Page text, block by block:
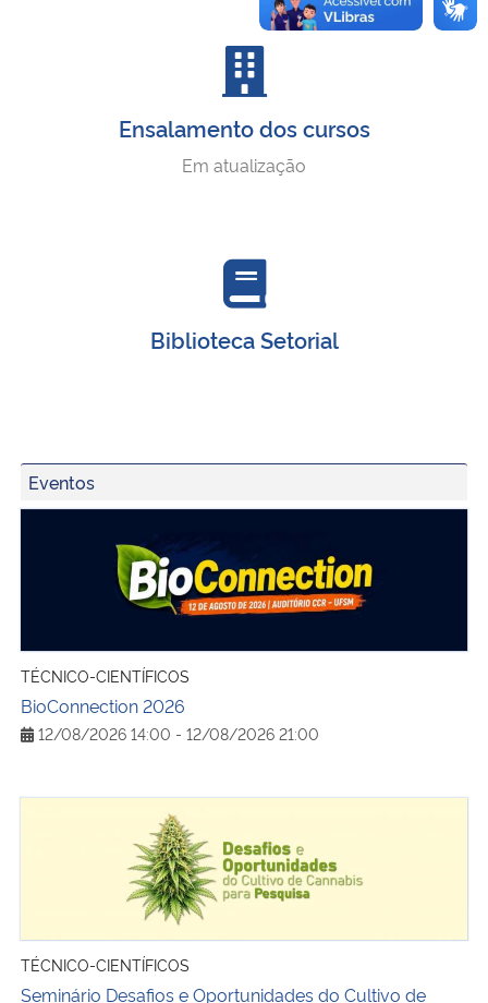
Ensalamento dos cursos
Em atualização
Biblioteca Setorial
Eventos
TÉCNICO-CIENTÍFICOS
BioConnection 2026
12/08/2026 14:00 - 12/08/2026 21:00
Seminário Desafios e Oportunidades do Cultivo de
TÉCNICO-CIENTÍFICOS
Seminário Desafios e Oportunidades do Cultivo de